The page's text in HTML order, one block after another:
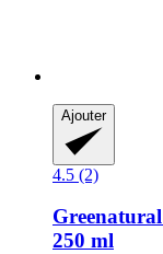
Ajouter
4.5 (2)
Greenatural
250 ml